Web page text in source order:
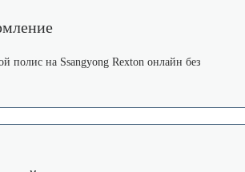
полис на Ssangyong Rexton онлайн без